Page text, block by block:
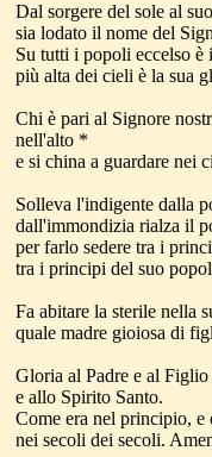
Dal sorgere del sole al
sia lodato il nome del
Su tutti i popoli eccelso è
più alta dei cieli è la sua
Chi è pari al Signore
nell'alto *
e si china a guardare nei
Solleva l'indigente dalla
dall'immondizia rialza il
per farlo sedere tra i
tra i principi del suo
Fa abitare la sterile nella
quale madre gioiosa di
Gloria al Padre e al
e allo Spirito Santo.
Come era nel principio, e
nei secoli dei secoli.